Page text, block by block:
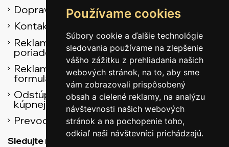
Používame cookies
Súbory cookie a ďalšie technológie
sledovania používame na zlepšenie
vášho zážitku z prehliadania našich
webových stránok, na to, aby sme
vám zobrazovali prispôsobený
obsah a cielené reklamy, na analýzu
návštevnosti našich webových
stránok a na pochopenie toho,
odkiaľ naši návštevníci prichádzajú.
Doprava
Kontaktné údaje
Reklamačný
poriadok
Reklamačný
formulár
Odstúpenie od
kúpnej zmluvy
Prevodník
Sledujte nás